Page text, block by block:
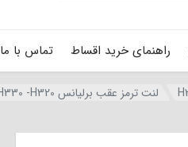
راهنمای خرید اقساط تماس با ما
لنت ترمز عقب برلیانس H330 -H320 – شاسی V5 فدرال موتورز انگلستان FEDERAL